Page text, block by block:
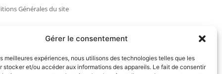
Gérer le consentement
meilleures expériences, nous utilisons des technologies telles que les
stocker et/ou accéder aux informations des appareils. Le fait de consentir
Générales du site